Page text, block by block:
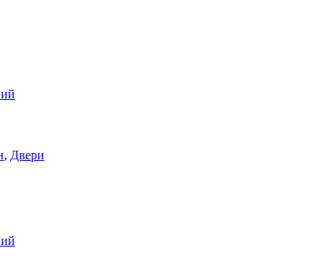
, Двери